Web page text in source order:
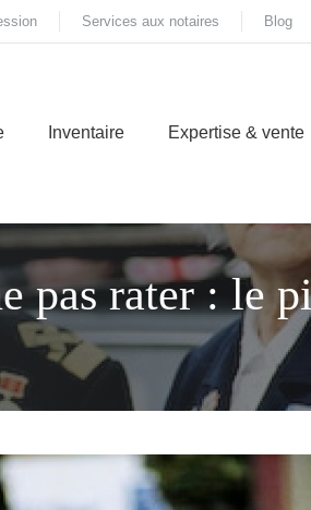
Services aux notaires Blog
Inventaire Expertise & vente
pas rater : le